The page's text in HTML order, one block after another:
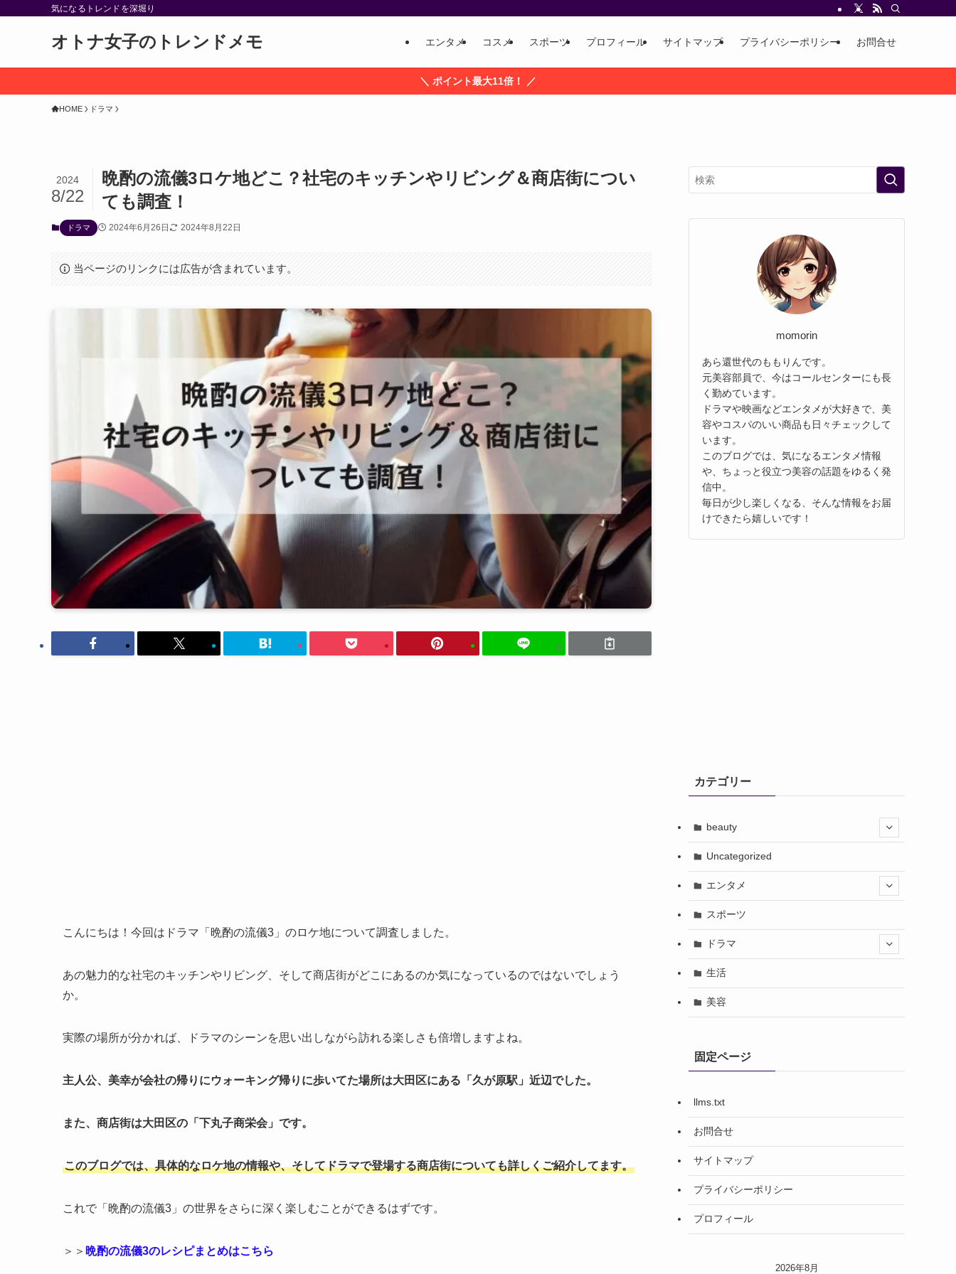
気になるトレンドを深堀り
オトナ女子のトレンドメモ エンタメ コスメ スポーツ プロフィール サイトマップ プライバシーポリシー お問合せ
＼ ポイント最大11倍！ ／
HOME ドラマ
晩酌の流儀3ロケ地どこ？社宅のキッチンやリビング＆商店街につい
ても調査！
2024
8/22
ドラマ 2024年6月26日 2024年8月22日
当ページのリンクには広告が含まれています。
こんにちは！今回はドラマ「晩酌の流儀3」のロケ地について調査しました。
あの魅力的な社宅のキッチンやリビング、そして商店街がどこにあるのか気になっているのではないでしょう
か。
実際の場所が分かれば、ドラマのシーンを思い出しながら訪れる楽しさも倍増しますよね。
主人公、美幸が会社の帰りにウォーキング帰りに歩いてた場所は大田区にある「久が原駅」近辺でした。
また、商店街は大田区の「下丸子商栄会」です。
このブログでは、具体的なロケ地の情報や、そしてドラマで登場する商店街についても詳しくご紹介してます。
これで「晩酌の流儀3」の世界をさらに深く楽しむことができるはずです。
＞＞ 晩酌の流儀3のレシピまとめはこちら
momorin
あら還世代のももりんです。
元美容部員で、今はコールセンターにも長
く勤めています。
ドラマや映画などエンタメが大好きで、美
容やコスパのいい商品も日々チェックして
います。
このブログでは、気になるエンタメ情報
や、ちょっと役立つ美容の話題をゆるく発
信中。
毎日が少し楽しくなる、そんな情報をお届
けできたら嬉しいです！
カテゴリー
beauty
Uncategorized
エンタメ
スポーツ
ドラマ
生活
美容
固定ページ
llms.txt
お問合せ
サイトマップ
プライバシーポリシー
プロフィール
2026年8月